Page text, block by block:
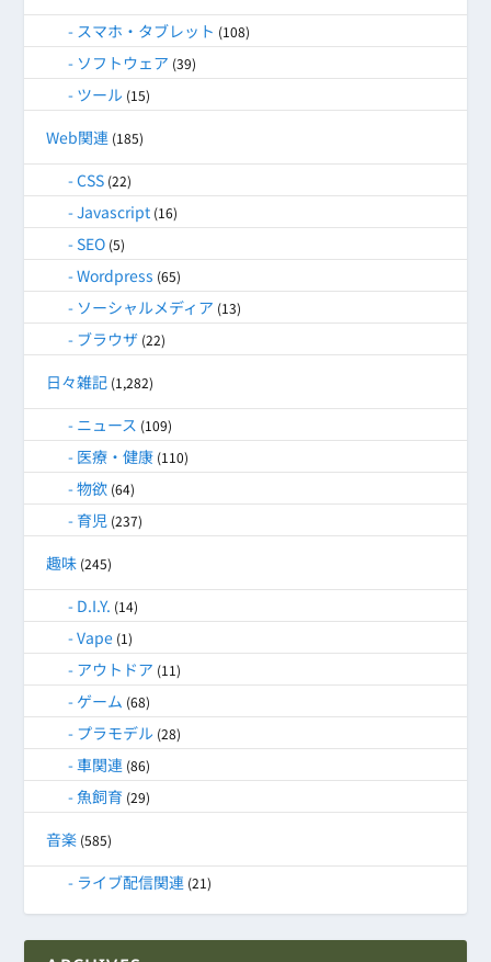
スマホ・タブレット (108)
ソフトウェア (39)
ツール (15)
Web関連 (185)
CSS (22)
Javascript (16)
SEO (5)
Wordpress (65)
ソーシャルメディア (13)
ブラウザ (22)
日々雑記 (1,282)
ニュース (109)
医療・健康 (110)
物欲 (64)
育児 (237)
趣味 (245)
D.I.Y. (14)
Vape (1)
アウトドア (11)
ゲーム (68)
プラモデル (28)
車関連 (86)
魚飼育 (29)
音楽 (585)
ライブ配信関連 (21)